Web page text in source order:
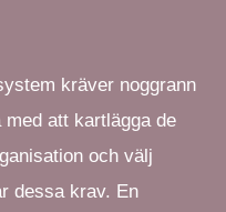
kräver noggrann
att kartlägga de
och välj
dessa krav. En